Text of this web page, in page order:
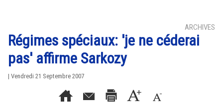
ARCHIVES
Régimes spéciaux: 'je ne céderai
pas' affirme Sarkozy
| Vendredi 21 Septembre 2007